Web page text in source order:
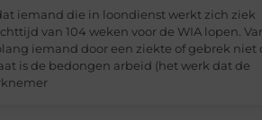
iemand die in loondienst werkt zich ziek
van 104 weken voor de WIA lopen.
iemand door een ziekte of gebrek niet
is de bedongen arbeid (het werk dat de